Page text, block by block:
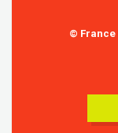
© France